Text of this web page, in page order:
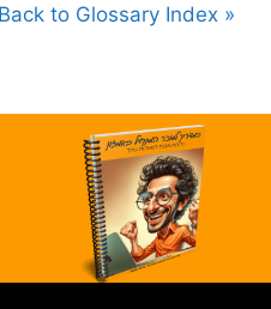
« Back to Glossary Index